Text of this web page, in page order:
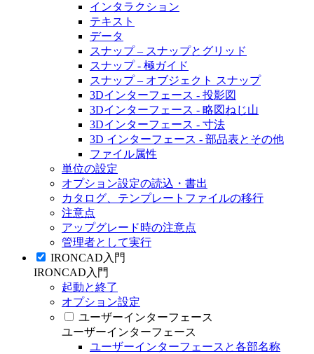
インタラクション
テキスト
データ
スナップ – スナップとグリッド
スナップ - 極ガイド
スナップ – オブジェクト スナップ
3Dインターフェース - 投影図
3Dインターフェース - 略図ねじ山
3Dインターフェース - 寸法
3D インターフェース - 部品表とその他
ファイル属性
単位の設定
オプション設定の読込・書出
カタログ、テンプレートファイルの移行
注意点
アップグレード時の注意点
管理者として実行
IRONCAD入門
IRONCAD入門
起動と終了
オプション設定
ユーザーインターフェース
ユーザーインターフェース
ユーザーインターフェースと各部名称